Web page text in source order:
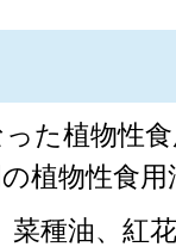
た植物性
植物性食用
菜種油、紅